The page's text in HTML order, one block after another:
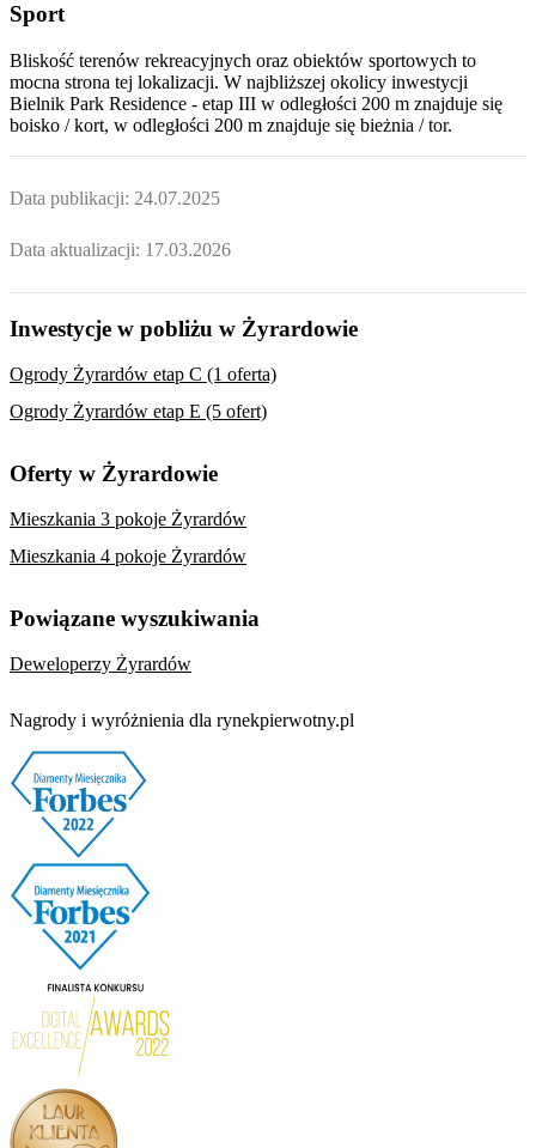
Sport
Bliskość terenów rekreacyjnych oraz obiektów sportowych to
mocna strona tej lokalizacji. W najbliższej okolicy inwestycji
Bielnik Park Residence - etap III w odległości 200 m znajduje się
boisko / kort, w odległości 200 m znajduje się bieżnia / tor.
Data publikacji: 24.07.2025
Data aktualizacji: 17.03.2026
Inwestycje w pobliżu w Żyrardowie
Ogrody Żyrardów etap C (1 oferta)
Ogrody Żyrardów etap E (5 ofert)
Oferty w Żyrardowie
Mieszkania 3 pokoje Żyrardów
Mieszkania 4 pokoje Żyrardów
Powiązane wyszukiwania
Deweloperzy Żyrardów
Nagrody i wyróżnienia dla rynekpierwotny.pl